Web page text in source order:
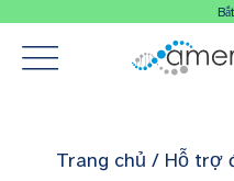
Trang chủ / Hỗ trợ